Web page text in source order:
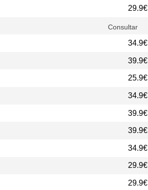
29.9€
Consultar
34.9€
39.9€
25.9€
34.9€
39.9€
39.9€
34.9€
29.9€
29.9€